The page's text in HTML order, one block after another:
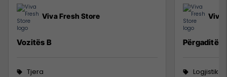
Viva Fresh Store
Vozitës B
Tjera
Viva
Përgaditës
Logjistikë